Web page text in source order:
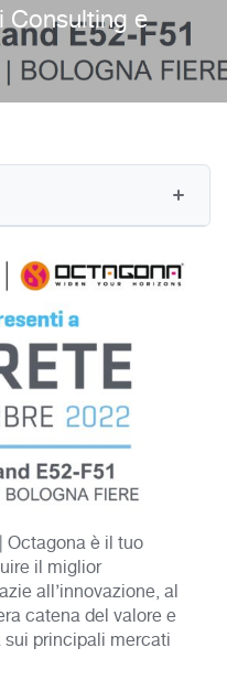
Consulting e
Octagona è il tuo
il miglior
all’innovazione, al
catena del valore e
principali mercati